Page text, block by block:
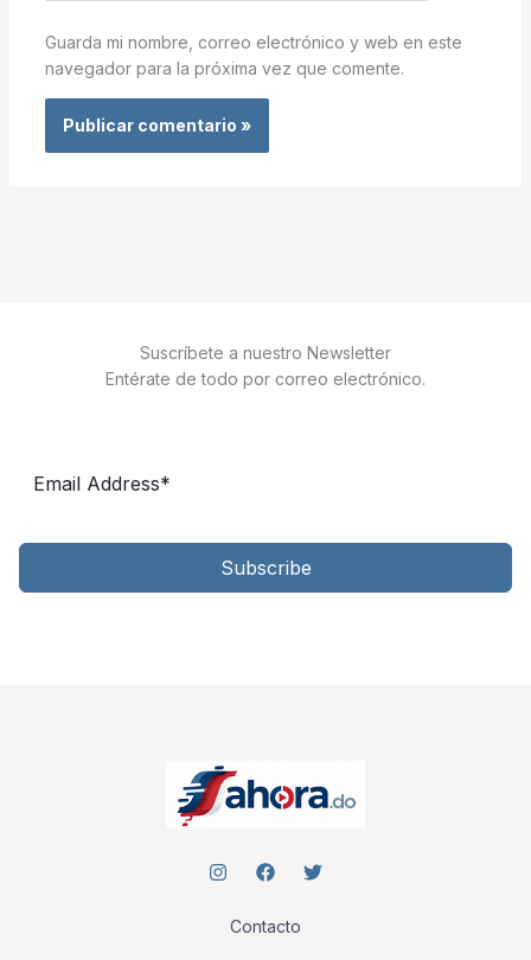
Guarda mi nombre, correo electrónico y web en este
navegador para la próxima vez que comente.
Suscríbete a nuestro Newsletter
Entérate de todo por correo electrónico.
Subscribe
Contacto